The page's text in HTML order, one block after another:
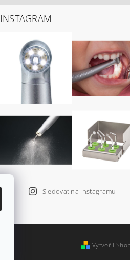
INSTAGRAM
Sledovat na Instagramu
Vytvořil